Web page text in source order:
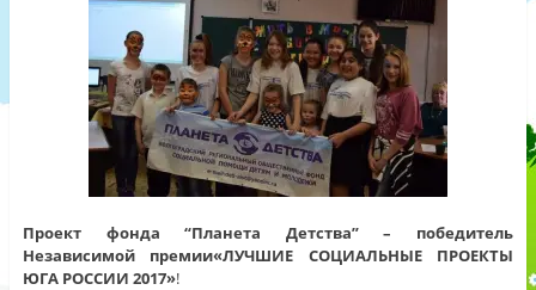
Проект фонда “Планета Детства” – победитель
Независимой премии«ЛУЧШИЕ СОЦИАЛЬНЫЕ ПРОЕКТЫ
ЮГА РОССИИ 2017»!